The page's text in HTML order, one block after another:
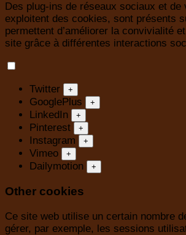
Des plug-ins de réseaux sociaux et de
exploitent des cookies, sont présents
permettent d’améliorer la convivialité
site grâce à différentes interactions
Twitter +
GooglePlus +
LinkedIn +
Pinterest +
Instagram +
Vimeo +
Dailymotion +
Other cookies
Ce site web utilise un certain nombre
gérer, par exemple, les sessions